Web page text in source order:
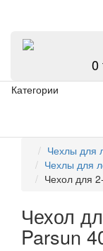
0
Категории
Чехлы для
Чехлы для
Чехол для
Чехол
Parsun